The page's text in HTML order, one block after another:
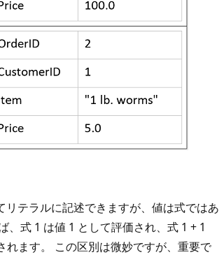
リテラルに記述できますが、値は式ではあ
、式 1 は値 1 として評価され、式 1 + 1
れます。 この区別は微妙ですが、重要で